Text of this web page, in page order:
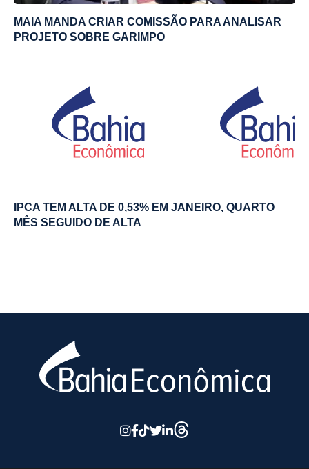
MAIA MANDA CRIAR COMISSÃO PARA ANALISAR
PROJETO SOBRE GARIMPO
IPCA TEM ALTA DE 0,53% EM JANEIRO, QUARTO
MÊS SEGUIDO DE ALTA